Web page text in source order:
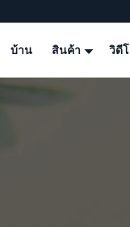
บ้าน สินค้า วิดี